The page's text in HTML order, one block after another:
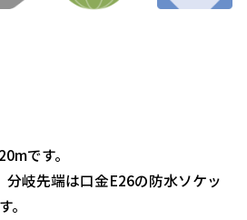
です。
岐先端は口金E26の防水ソケッ
。